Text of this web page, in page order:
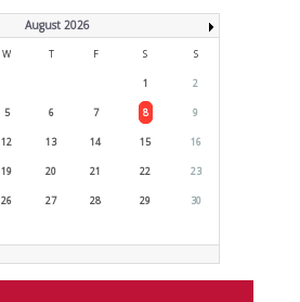
August 2026
W T F S S
1 2
5 6 7 8 9
12 13 14 15 16
19 20 21 22 23
26 27 28 29 30